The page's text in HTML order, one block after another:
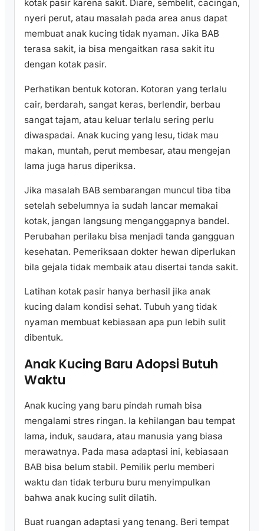
kotak pasir karena sakit. Diare, sembelit, cacingan,
nyeri perut, atau masalah pada area anus dapat
membuat anak kucing tidak nyaman. Jika BAB
terasa sakit, ia bisa mengaitkan rasa sakit itu
dengan kotak pasir.
Perhatikan bentuk kotoran. Kotoran yang terlalu
cair, berdarah, sangat keras, berlendir, berbau
sangat tajam, atau keluar terlalu sering perlu
diwaspadai. Anak kucing yang lesu, tidak mau
makan, muntah, perut membesar, atau mengejan
lama juga harus diperiksa.
Jika masalah BAB sembarangan muncul tiba tiba
setelah sebelumnya ia sudah lancar memakai
kotak, jangan langsung menganggapnya bandel.
Perubahan perilaku bisa menjadi tanda gangguan
kesehatan. Pemeriksaan dokter hewan diperlukan
bila gejala tidak membaik atau disertai tanda sakit.
Latihan kotak pasir hanya berhasil jika anak
kucing dalam kondisi sehat. Tubuh yang tidak
nyaman membuat kebiasaan apa pun lebih sulit
dibentuk.
Anak Kucing Baru Adopsi Butuh
Waktu
Anak kucing yang baru pindah rumah bisa
mengalami stres ringan. Ia kehilangan bau tempat
lama, induk, saudara, atau manusia yang biasa
merawatnya. Pada masa adaptasi ini, kebiasaan
BAB bisa belum stabil. Pemilik perlu memberi
waktu dan tidak terburu buru menyimpulkan
bahwa anak kucing sulit dilatih.
Buat ruangan adaptasi yang tenang. Beri tempat